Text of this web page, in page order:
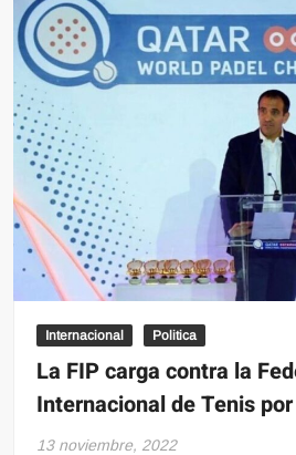
el
1er
Festival
Folklórico
TRIPUÉ”
Internacional Politica
La FIP carga contra la
Internacional de Tenis
13 noviembre, 2022